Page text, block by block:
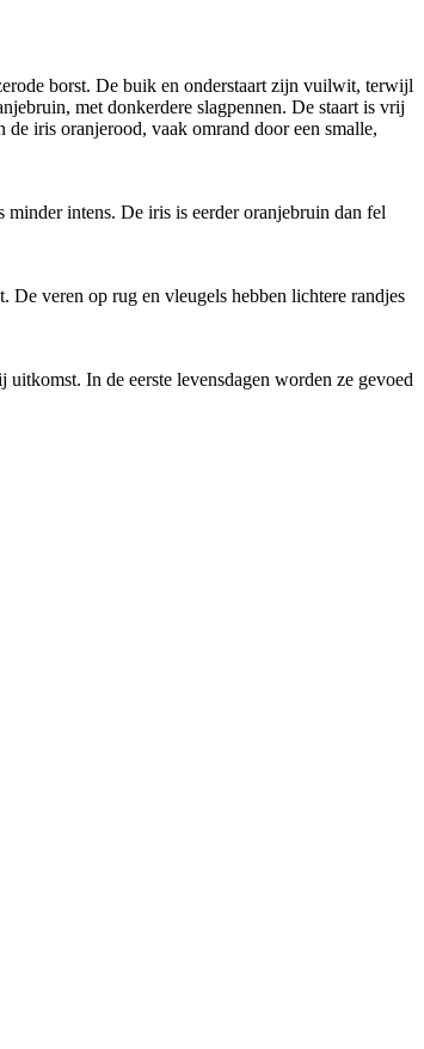
borst. De buik en onderstaart zijn vuilwit, terwijl
met donkerdere slagpennen. De staart is vrij
iris oranjerood, vaak omrand door een smalle,
intens. De iris is eerder oranjebruin dan fel
veren op rug en vleugels hebben lichtere randjes
In de eerste levensdagen worden ze gevoed